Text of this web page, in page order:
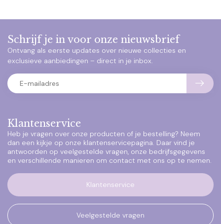
Klantenservice
Heb je vragen over onze producten of je bestelling? Neem
dan een kijkje op onze klantenservicepagina. Daar vind je
antwoorden op veelgestelde vragen, onze bedrijfsgegevens
en verschillende manieren om contact met ons op te nemen.
Klantenservice
Veelgestelde vragen
Schrijf je in voor onze nieuwsbrief
Ontvang als eerste updates over nieuwe collecties en
exclusieve aanbiedingen – direct in je inbox.